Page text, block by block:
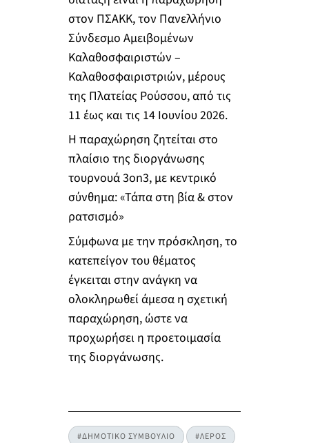
στον ΠΣΑΚΚ, τον Πανελλήνιο
Σύνδεσμο Αμειβομένων
Καλαθοσφαιριστών –
Καλαθοσφαιριστριών, μέρους
της Πλατείας Ρούσσου, από τις
11 έως και τις 14 Ιουνίου 2026.
Η παραχώρηση ζητείται στο
πλαίσιο της διοργάνωσης
τουρνουά 3on3, με κεντρικό
σύνθημα: «Τάπα στη βία & στον
ρατσισμό»
Σύμφωνα με την πρόσκληση, το
κατεπείγον του θέματος
έγκειται στην ανάγκη να
ολοκληρωθεί άμεσα η σχετική
παραχώρηση, ώστε να
προχωρήσει η προετοιμασία
της διοργάνωσης.
#ΔΗΜΟΤΙΚΟ ΣΥΜΒΟΥΛΙΟ #ΛΕΡΟΣ